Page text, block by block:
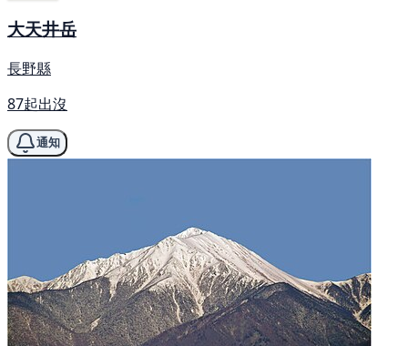
大天井岳
長野縣
87起出沒
通知